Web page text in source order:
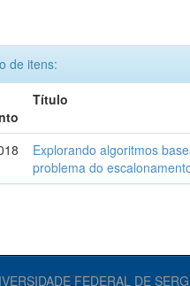
de itens:
Título
Explorando algoritmos
problema do
FEDERAL DE